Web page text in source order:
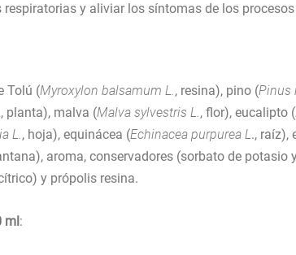
respiratorias y aliviar los síntomas de los
Tolú (Myroxylon balsamum L., resina), pino (Pinus
, planta), malva (Malva sylvestris L., flor), eucalipto (
L., hoja), equinácea (Echinacea purpurea L., raíz),
aroma, conservadores (sorbato de potasio
y própolis resina.
ml: